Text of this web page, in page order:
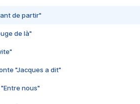
de partir"
de là"
"Jacques a dit"
nous"